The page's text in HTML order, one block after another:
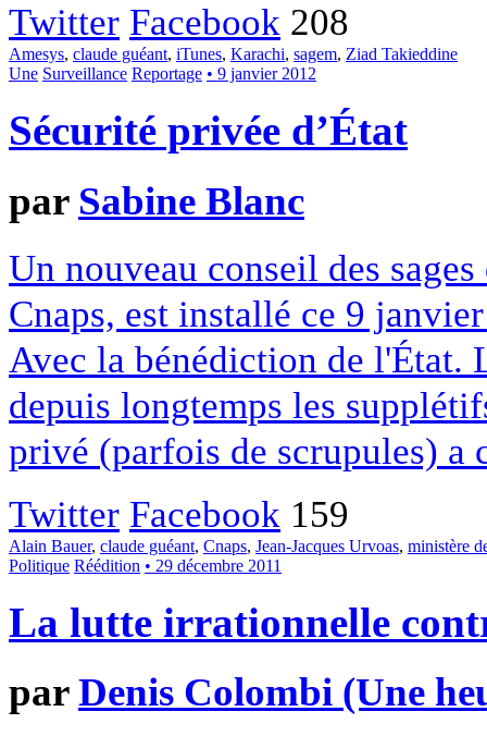
Twitter Facebook 208
Amesys, claude guéant, iTunes, Karachi, sagem, Ziad Takieddine
Une Surveillance Reportage • 9 janvier 2012
Sécurité privée d’État
par Sabine Blanc
Un nouveau conseil des
Cnaps, est installé ce 9
Avec la bénédiction de l'État.
depuis longtemps les
privé (parfois de scrupules) a
Twitter Facebook 159
Alain Bauer, claude guéant, Cnaps, Jean-Jacques Urvoas, ministère
Politique Réédition • 29 décembre 2011
La lutte irrationnelle
parDenis Colombi (Une